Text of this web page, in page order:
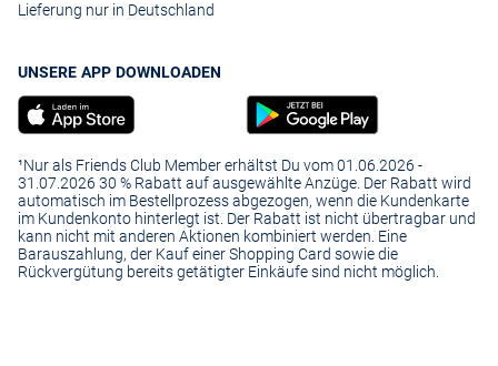
Lieferung nur in Deutschland
UNSERE APP DOWNLOADEN
¹Nur als Friends Club Member erhältst Du vom 01.06.2026 -
31.07.2026 30 % Rabatt auf ausgewählte Anzüge. Der Rabatt wird
automatisch im Bestellprozess abgezogen, wenn die Kundenkarte
im Kundenkonto hinterlegt ist. Der Rabatt ist nicht übertragbar und
kann nicht mit anderen Aktionen kombiniert werden. Eine
Barauszahlung, der Kauf einer Shopping Card sowie die
Rückvergütung bereits getätigter Einkäufe sind nicht möglich.